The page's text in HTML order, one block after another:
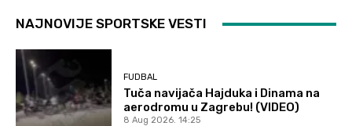
NAJNOVIJE SPORTSKE VESTI
FUDBAL
Tuča navijača Hajduka i Dinama na
aerodromu u Zagrebu! (VIDEO)
8 Aug 2026. 14:25